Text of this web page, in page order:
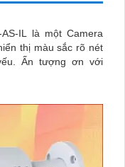
IL là một Camera
thị màu sắc rõ nét
với